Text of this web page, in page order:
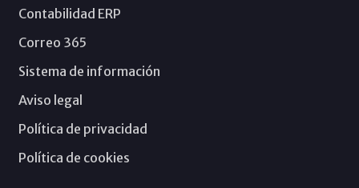
Contabilidad ERP
Correo 365
Sistema de información
Aviso legal
Política de privacidad
Política de cookies